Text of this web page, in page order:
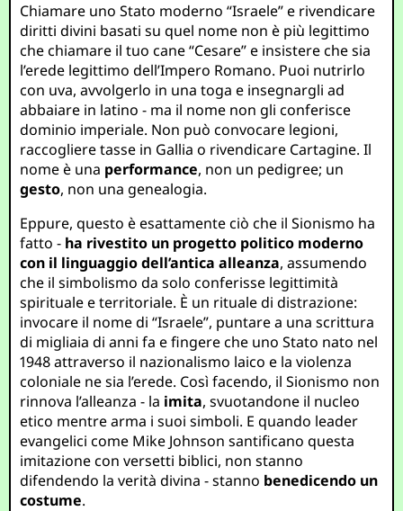
Chiamare uno Stato moderno “Israele” e rivendicare
diritti divini basati su quel nome non è più legittimo
che chiamare il tuo cane “Cesare” e insistere che sia
l’erede legittimo dell’Impero Romano. Puoi nutrirlo
con uva, avvolgerlo in una toga e insegnargli ad
abbaiare in latino - ma il nome non gli conferisce
dominio imperiale. Non può convocare legioni,
raccogliere tasse in Gallia o rivendicare Cartagine. Il
nome è una performance, non un pedigree; un
gesto, non una genealogia.
Eppure, questo è esattamente ciò che il Sionismo ha
fatto - ha rivestito un progetto politico moderno
con il linguaggio dell’antica alleanza, assumendo
che il simbolismo da solo conferisse legittimità
spirituale e territoriale. È un rituale di distrazione:
invocare il nome di “Israele”, puntare a una scrittura
di migliaia di anni fa e fingere che uno Stato nato nel
1948 attraverso il nazionalismo laico e la violenza
coloniale ne sia l’erede. Così facendo, il Sionismo non
rinnova l’alleanza - la imita, svuotandone il nucleo
etico mentre arma i suoi simboli. E quando leader
evangelici come Mike Johnson santificano questa
imitazione con versetti biblici, non stanno
difendendo la verità divina - stanno benedicendo un
costume.